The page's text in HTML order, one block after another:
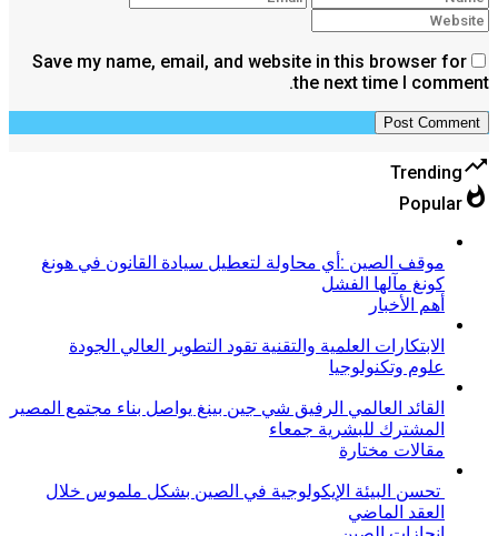
Save my name, email, and website in this browser for
the next time I comment.
trending_up
Trending
whatshot
Popular
موقف الصين :أي محاولة لتعطيل سيادة القانون في هونغ
كونغ مآلها الفشل
أهم الأخبار
الابتكارات العلمية والتقنية تقود التطوير العالي الجودة
علوم وتكنولوجيا
القائد العالمي الرفيق شي جين بينغ يواصل بناء مجتمع المصير
المشترك للبشرية جمعاء
مقالات مختارة
تحسن البيئة الإيكولوجية في الصين بشكل ملموس خلال
العقد الماضي